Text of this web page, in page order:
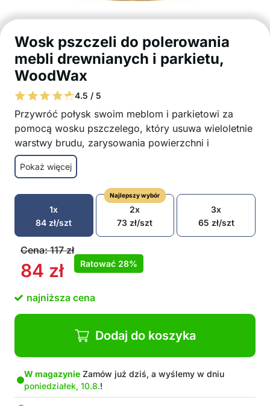
Wosk pszczeli do polerowania
mebli drewnianych i parkietu,
WoodWax
4.5 / 5
Przywróć połysk swoim meblom i parkietowi za
pomocą wosku pszczelego, który usuwa wieloletnie
warstwy brudu, zarysowania powierzchni i
przywraca naturalny połysk zniszczonym meblom!
Naturalny wosk pszczeli
Przywraca połysk drewnianym meblom
Nadaje się również do parkietu i laminatu
Chroni przed wodą i wilgocią
Eliminuje drobne rysy
Bez chemii, bezpieczny w użyciu
Opakowanie zawiera: 1x wosk pszczeli do
renowacji drewna (85 g)
Pokaż więcej
1x
84 zł/szt
Najlepszy wybór
2x
73 zł/szt
3x
65 zł/szt
Cena:117zł
84 zł Ratować 28%
najniższa cena
Dodaj do koszyka
W magazynie Zamów już dziś, a wyślemy w dniu
poniedziałek, 10.8.!